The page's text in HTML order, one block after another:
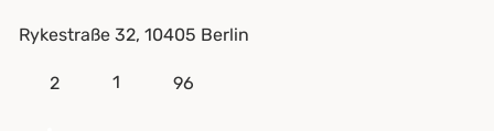
Rykestraße 32, 10405 Berlin
2 1 96